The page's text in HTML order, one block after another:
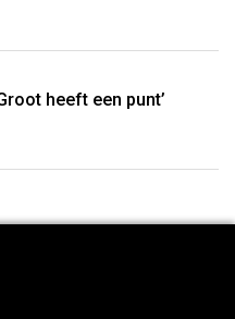
heeft een punt’